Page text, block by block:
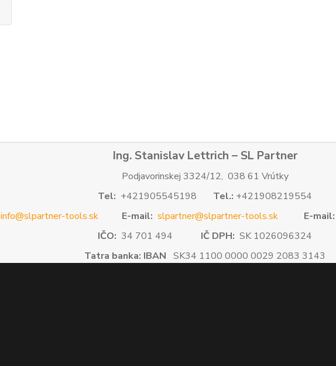
Ing. Stanislav Lettrich – SL Partner
Podjavorinskej 3324/12, 038 61 Vrútky
Tel: +421905545198 Tel.: +421908219554
info@slpartner-tools.sk E-mail: slpartner@slpartner-tools.sk
E-mail:
IČO: 34 701 494 IČ DPH: SK 1026096324
Tatra banka: IBAN SK34 1100 0000 0029 2083 3143